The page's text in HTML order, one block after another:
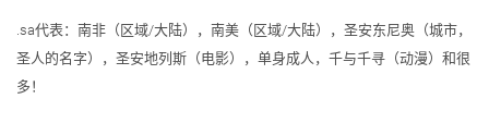
.sa代表：南非（区域/大陆），南美（区域/大陆），圣安东尼奥（城市，
圣人的名字），圣安地列斯（电影），单身成人，千与千寻（动漫）和很
多！